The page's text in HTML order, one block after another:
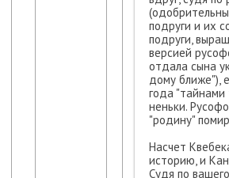
подруги и их
подруги,
версией
отдала сына
дому ближе"),
года "тайнами
неньки.
"родину"
Насчет
историю, и
Судя по